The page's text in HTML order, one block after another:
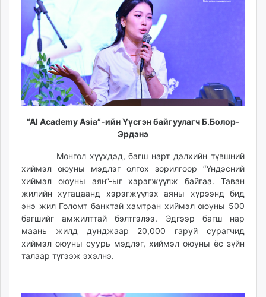
“AI Academy Asia”-ийн Үүсгэн байгуулагч Б.Болор-
Эрдэнэ
Монгол хүүхдэд, багш нарт дэлхийн түвшний
хиймэл оюуны мэдлэг олгох зорилгоор “Үндэсний
хиймэл оюуны аян”-ыг хэрэгжүүлж байгаа. Таван
жилийн хугацаанд хэрэгжүүлэх аяны хүрээнд бид
энэ жил Голомт банктай хамтран хиймэл оюуны 500
багшийг амжилттай бэлтгэлээ. Эдгээр багш нар
маань жилд дунджаар 20,000 гаруй сурагчид
хиймэл оюуны суурь мэдлэг, хиймэл оюуны ёс зүйн
талаар түгээж эхэлнэ.